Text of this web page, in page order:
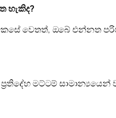
හැකිද?
කෙසේ වෙතත්, ඔබේ
මට්ටම් සාමාන්‍යයෙන්